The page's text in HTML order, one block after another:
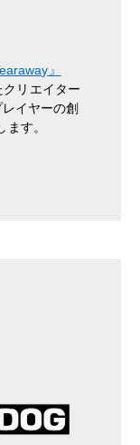
』
クリエイター
イヤーの創
す。